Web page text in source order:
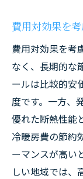
断熱リ
費用対効果を
費用対効果を考
なく、長期的な
ールは比較的安
度です。一方、
優れた断熱性能
冷暖房費の節約
ーマンスが高い
しい地域では、